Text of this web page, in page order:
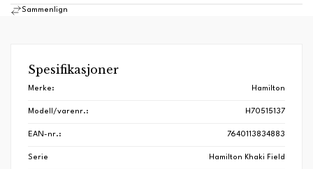
Sammenlign
Spesifikasjoner
Merke: Hamilton
Modell/varenr.: H70515137
EAN-nr.: 7640113834883
Serie Hamilton Khaki Field